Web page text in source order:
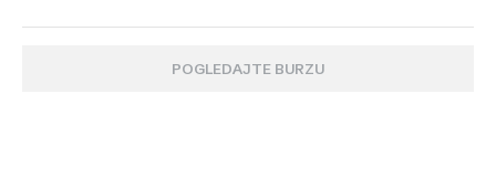
POGLEDAJTE BURZU